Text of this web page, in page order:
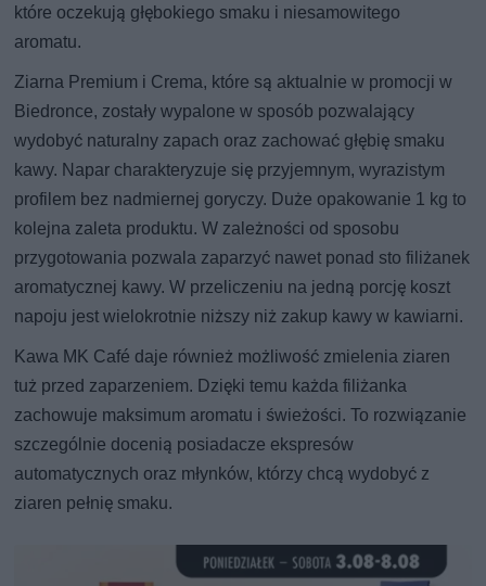
które oczekują głębokiego smaku i niesamowitego
aromatu.
Ziarna Premium i Crema, które są aktualnie w promocji w
Biedronce, zostały wypalone w sposób pozwalający
wydobyć naturalny zapach oraz zachować głębię smaku
kawy. Napar charakteryzuje się przyjemnym, wyrazistym
profilem bez nadmiernej goryczy. Duże opakowanie 1 kg to
kolejna zaleta produktu. W zależności od sposobu
przygotowania pozwala zaparzyć nawet ponad sto filiżanek
aromatycznej kawy. W przeliczeniu na jedną porcję koszt
napoju jest wielokrotnie niższy niż zakup kawy w kawiarni.
Kawa MK Café daje również możliwość zmielenia ziaren
tuż przed zaparzeniem. Dzięki temu każda filiżanka
zachowuje maksimum aromatu i świeżości. To rozwiązanie
szczególnie docenią posiadacze ekspresów
automatycznych oraz młynków, którzy chcą wydobyć z
ziaren pełnię smaku.